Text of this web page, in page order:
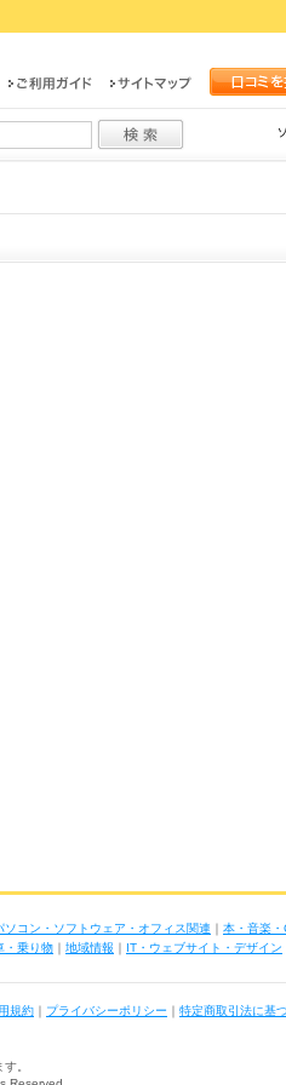
ソコン・ソフトウェア・オフィス関連 ｜ 本・音楽
・乗り物 ｜ 地域情報 ｜ IT・ウェブサイト・デザイン
規約 ｜ プライバシーポリシー ｜ 特定商取引法に基
。